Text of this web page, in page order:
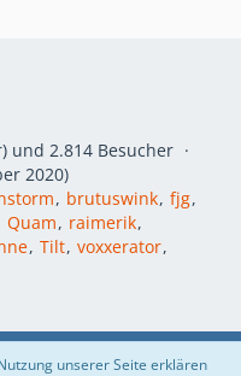
und 2.814 Besucher
2020)
brutuswink fjg
Quam
raimerik
Tilt voxxerator
unserer Seite erklären